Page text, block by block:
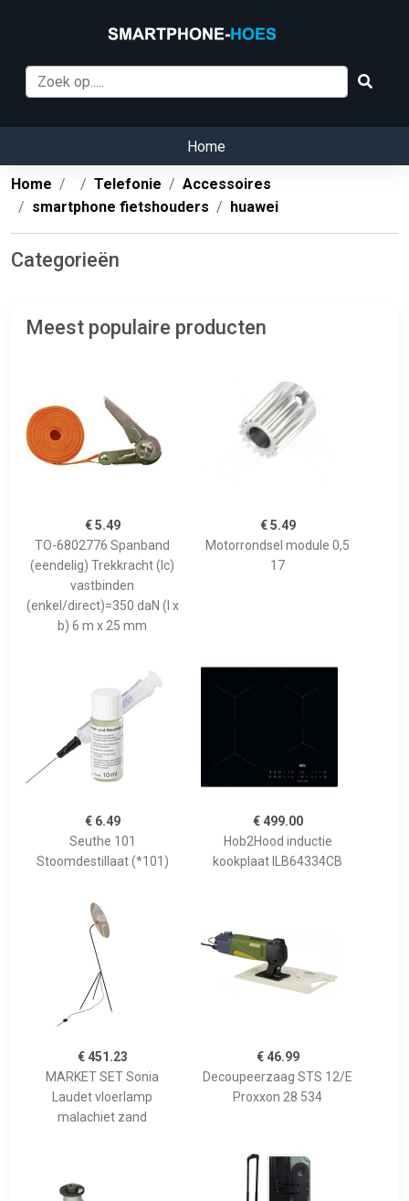
Home
Home Telefonie
Accessoires
smartphone fietshouders
huawei
Categorieën
Meest populaire producten
€ 5.49
TO-6802776 Spanband
(eendelig) Trekkracht (lc)
vastbinden
(enkel/direct)=350 daN (l x
b) 6 m x 25 mm
€ 5.49
Motorrondsel module 0,5
17
€ 6.49
Seuthe 101
Stoomdestillaat (*101)
€ 499.00
Hob2Hood inductie
kookplaat ILB64334CB
€ 451.23
MARKET SET Sonia
Laudet vloerlamp
malachiet zand
€ 46.99
Decoupeerzaag STS 12/E
Proxxon 28 534